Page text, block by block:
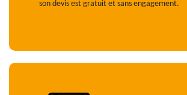
son devis est gratuit et sans engagement.